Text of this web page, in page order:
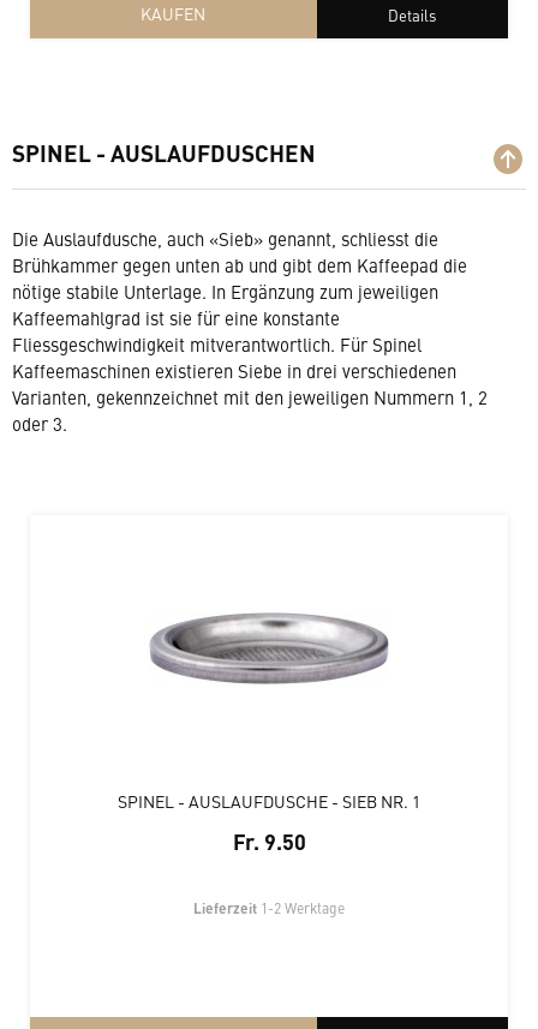
Details
KAUFEN
SPINEL - AUSLAUFDUSCHEN
Die Auslaufdusche, auch «Sieb» genannt, schliesst die
Brühkammer gegen unten ab und gibt dem Kaffeepad die
nötige stabile Unterlage. In Ergänzung zum jeweiligen
Kaffeemahlgrad ist sie für eine konstante
Fliessgeschwindigkeit mitverantwortlich. Für Spinel
Kaffeemaschinen existieren Siebe in drei verschiedenen
Varianten, gekennzeichnet mit den jeweiligen Nummern 1, 2
oder 3.
SPINEL - AUSLAUFDUSCHE - SIEB NR. 1
Fr. 9.50
Lieferzeit 1-2 Werktage